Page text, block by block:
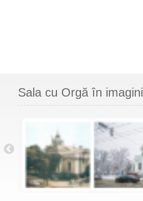
Sala cu Orgă în imagini